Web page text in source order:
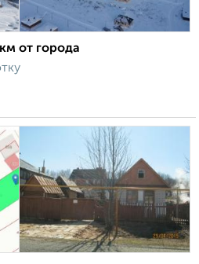
от города